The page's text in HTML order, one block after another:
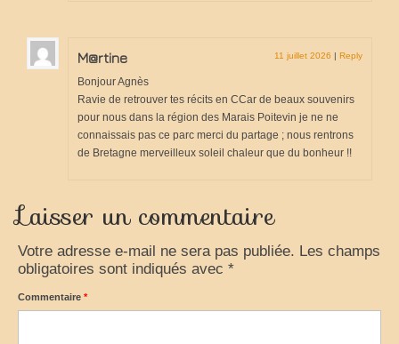
M@rtine 11 juillet 2026 | Reply
Bonjour Agnès
Ravie de retrouver tes récits en CCar de beaux souvenirs
pour nous dans la région des Marais Poitevin je ne ne
connaissais pas ce parc merci du partage ; nous rentrons
de Bretagne merveilleux soleil chaleur que du bonheur !!
Laisser un commentaire
Votre adresse e-mail ne sera pas publiée. Les champs
obligatoires sont indiqués avec *
Commentaire *